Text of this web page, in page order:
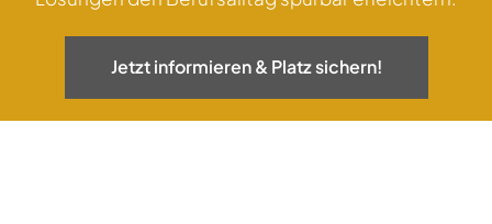
Jetzt informieren & Platz sichern!